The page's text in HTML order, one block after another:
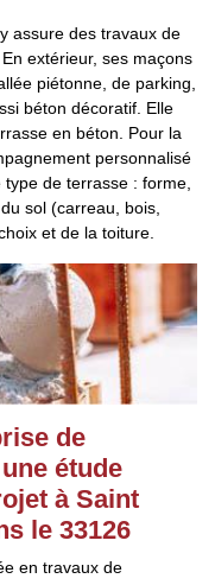
assure des travaux de
extérieur, ses maçons
piétonne, de parking,
béton décoratif. Elle
en béton. Pour la
personnalisé
de terrasse : forme,
sol (carreau, bois,
et de la toiture.
de
étude
à Saint
le 33126
en travaux de